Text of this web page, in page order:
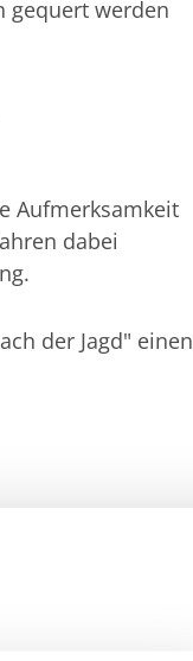
gequert werden
Aufmerksamkeit
dabei
der Jagd" einen